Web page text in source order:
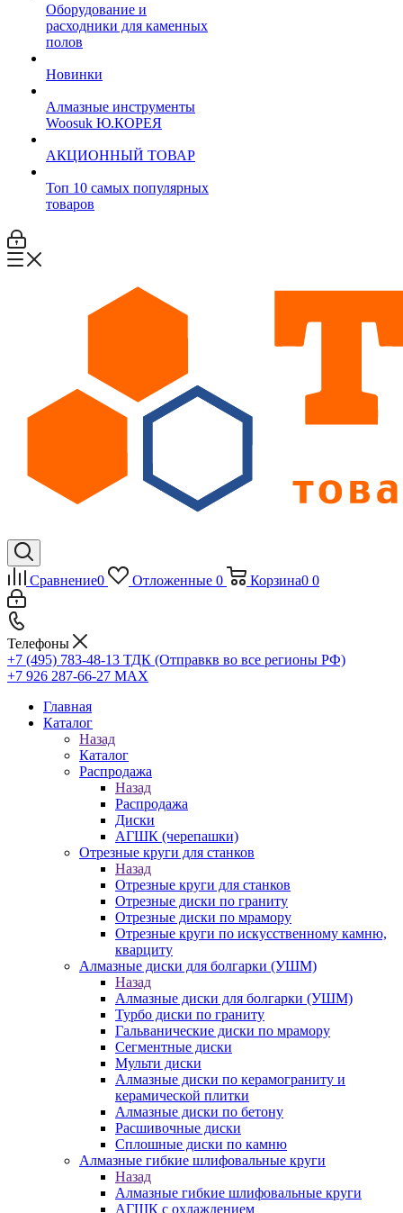
Оборудование и
расходники для каменных
полов
Новинки
Алмазные инструменты
Woosuk Ю.КОРЕЯ
АКЦИОННЫЙ ТОВАР
Топ 10 самых популярных
товаров
Сравнение0 Отложенные 0 Корзина0 0
Телефоны
+7 (495) 783-48-13 ТДК (Отправкв во все регионы РФ)
+7 926 287-66-27 МАХ
Главная
Каталог
Назад
Каталог
Распродажа
Назад
Распродажа
Диски
АГШК (черепашки)
Отрезные круги для станков
Назад
Отрезные круги для станков
Отрезные диски по граниту
Отрезные диски по мрамору
Отрезные круги по искусственному камню,
кварциту
Алмазные диски для болгарки (УШМ)
Назад
Алмазные диски для болгарки (УШМ)
Турбо диски по граниту
Гальванические диски по мрамору
Сегментные диски
Мульти диски
Алмазные диски по керамограниту и
керамической плитки
Алмазные диски по бетону
Расшивочные диски
Сплошные диски по камню
Алмазные гибкие шлифовальные круги
Назад
Алмазные гибкие шлифовальные круги
АГШК с охлаждением